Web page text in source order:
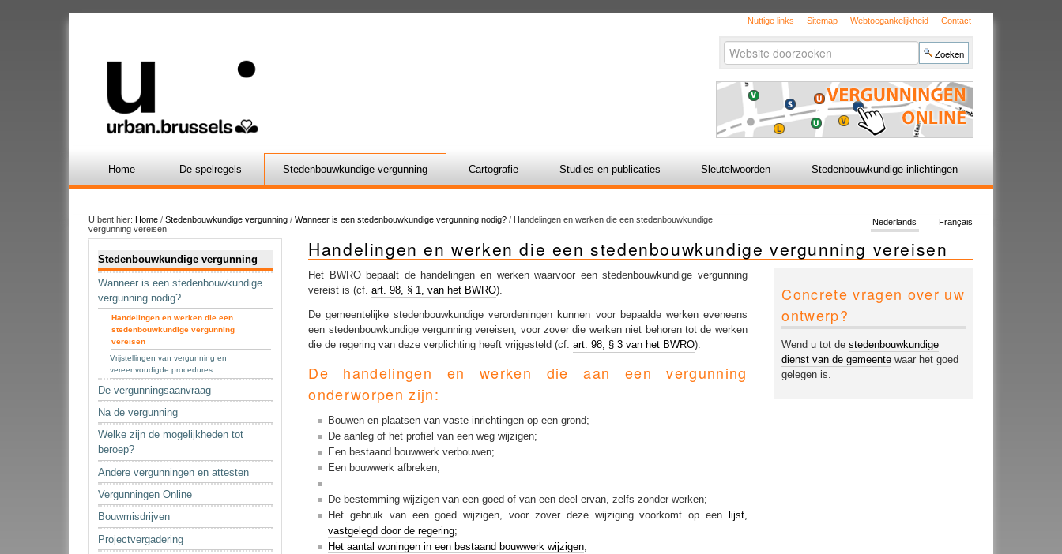
Nuttige links Sitemap Webtoegankelijkheid Contact
Zoek
zoeken...
Home De spelregels Stedenbouwkundige vergunning Cartografie Studies en publicaties Sleutelwoorden Stedenbouwkundige inlichtingen
U bent hier: Home / Stedenbouwkundige vergunning / Wanneer is een stedenbouwkundige vergunning nodig? / Handelingen en werken die een stedenbouwkundige
vergunning vereisen
Français
Nederlands
Stedenbouwkundige vergunning
Wanneer is een stedenbouwkundige
vergunning nodig?
Handelingen en werken die een
stedenbouwkundige vergunning
vereisen
Vrijstellingen van vergunning en
vereenvoudigde procedures
De vergunningsaanvraag
Na de vergunning
Welke zijn de mogelijkheden tot
beroep?
Andere vergunningen en attesten
Vergunningen Online
Bouwmisdrijven
Projectvergadering
Handelingen en werken die een stedenbouwkundige vergunning vereisen
Het BWRO bepaalt de handelingen en werken waarvoor een stedenbouwkundige vergunning
vereist is (cf.art. 98, § 1, van het BWRO).
De gemeentelijke stedenbouwkundige verordeningen kunnen voor bepaalde werken eveneens
een stedenbouwkundige vergunning vereisen, voor zover die werken niet behoren tot de werken
die de regering van deze verplichting heeft vrijgesteld (cf.art. 98, § 3 van het BWRO).
De handelingen en werken die aan een vergunning
onderworpen zijn:
Bouwen en plaatsen van vaste inrichtingen op een grond;
De aanleg of het profiel van een weg wijzigen;
Een bestaand bouwwerk verbouwen;
Een bouwwerk afbreken;
De bestemming wijzigen van een goed of van een deel ervan, zelfs zonder werken;
Het gebruik van een goed wijzigen, voor zover deze wijziging voorkomt op een
lijst,
vastgelegd door de regering;
Het aantal woningen in een bestaand bouwwerk wijzigen;
Concrete vragen over uw
ontwerp?
Wend u tot destedenbouwkundige
dienst van de gemeente waar het goed
gelegen is.